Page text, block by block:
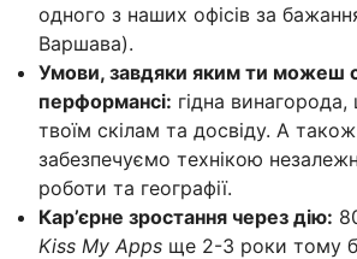
одного з наших офісів за
Варшава).
Умови, завдяки яким ти можеш
перформансі: гідна винагорода,
твоїм скілам та досвіду. А
забезпечуємо технікою
роботи та географії.
Кар’єрне зростання через дію:
Kiss My Apps ще 2-3 роки тому